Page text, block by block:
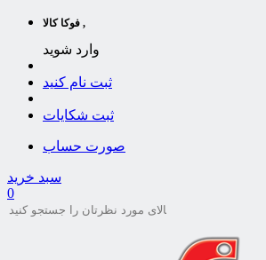
فوکا کالا ,
وارد شوید
ثبت نام کنید
ثبت شکایات
صورت حساب
سبد خرید
0